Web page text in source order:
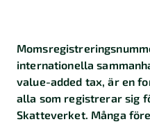
internationella
value-added tax, är en
alla som registrerar sig
Skatteverket. Många